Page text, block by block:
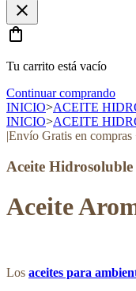
close
shopping_bag
Tu carrito está vacío
Continuar comprando
INICIO>ACEITE
INICIO>ACEITE
|Envío Gratis en compras
Aceite
Aceite
Los aceites para